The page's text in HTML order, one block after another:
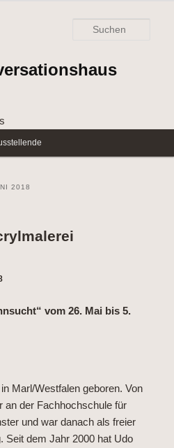
2018
vom 26. Mai bis 5.
Marl/Westfalen geboren. Von
an der Fachhochschule für
und war danach als freier
Seit dem Jahr 2000 hat Udo